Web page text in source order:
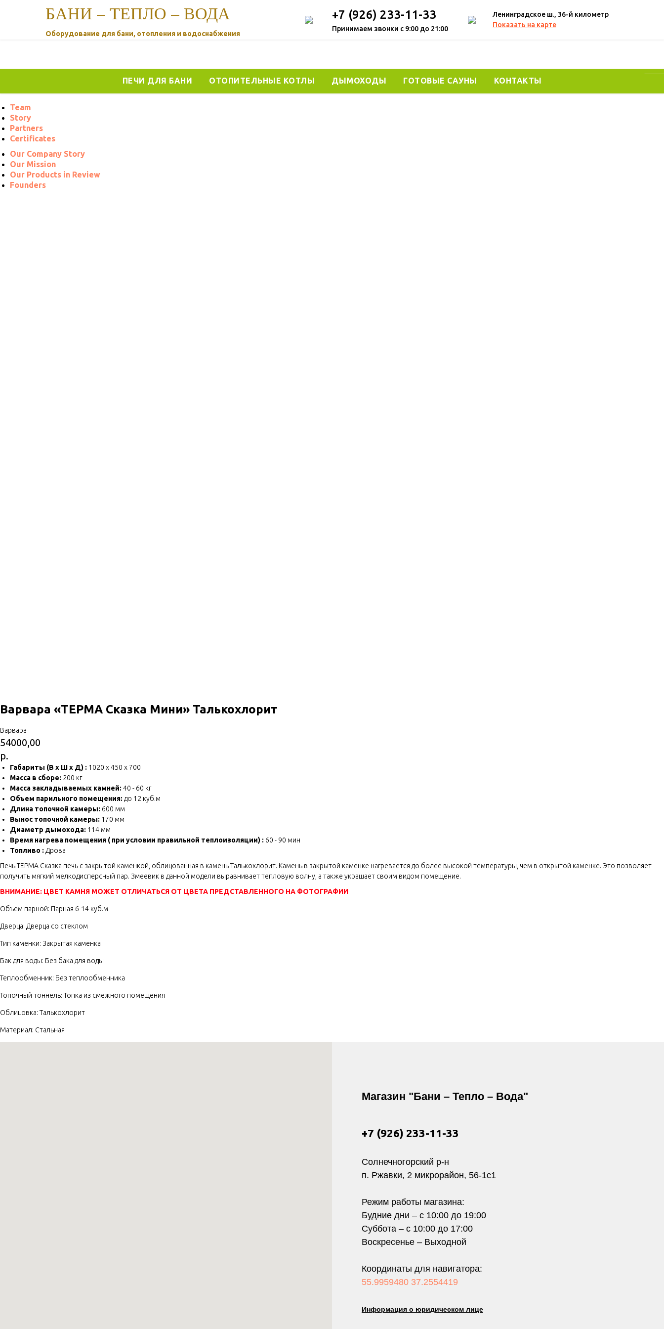
БАНИ – ТЕПЛО – ВОДА
Оборудование для бани, отопления и водоснабжения
+7 (926) 233-11-33
Принимаем звонки с 9:00 до 21:00
Ленинградское ш., 36-й километр
Показать на карте
ПЕЧИ ДЛЯ БАНИ ОТОПИТЕЛЬНЫЕ КОТЛЫ ДЫМОХОДЫ ГОТОВЫЕ САУНЫ КОНТАКТЫ
Team
Story
Partners
Certificates
Our Company Story
Our Mission
Our Products in Review
Founders
Варвара «ТЕРМА Сказка Мини» Талькохлорит
Варвара
54000,00
р.
Габариты (В х Ш х Д) : 1020 х 450 х 700
Масса в сборе: 200 кг
Масса закладываемых камней: 40 - 60 кг
Объем парильного помещения: до 12 куб.м
Длина топочной камеры: 600 мм
Вынос топочной камеры: 170 мм
Диаметр дымохода: 114 мм
Время нагрева помещения ( при условии правильной теплоизоляции) : 60 - 90 мин
Топливо : Дрова
Печь ТЕРМА Сказка печь с закрытой каменкой, облицованная в камень Талькохлорит. Камень в закрытой каменке нагревается до более высокой температуры, чем в открытой каменке. Это позволяет
получить мягкий мелкодисперсный пар. Змеевик в данной модели выравнивает тепловую волну, а также украшает своим видом помещение.
ВНИМАНИЕ: ЦВЕТ КАМНЯ МОЖЕТ ОТЛИЧАТЬСЯ ОТ ЦВЕТА ПРЕДСТАВЛЕННОГО НА ФОТОГРАФИИ
Объем парной: Парная 6-14 куб.м
Дверца: Дверца со стеклом
Тип каменки: Закрытая каменка
Бак для воды: Без бака для воды
Теплообменник: Без теплообменника
Топочный тоннель: Топка из смежного помещения
Облицовка: Талькохлорит
Материал: Стальная
Магазин "Бани – Тепло – Вода"
+7 (926) 233-11-33
Солнечногорский р-н
п. Ржавки, 2 микрорайон, 56-1с1
Режим работы магазина:
Будние дни – с 10:00 до 19:00
Суббота – с 10:00 до 17:00
Воскресенье – Выходной
Координаты для навигатора:
55.9959480 37.2554419
Информация о юридическом лице